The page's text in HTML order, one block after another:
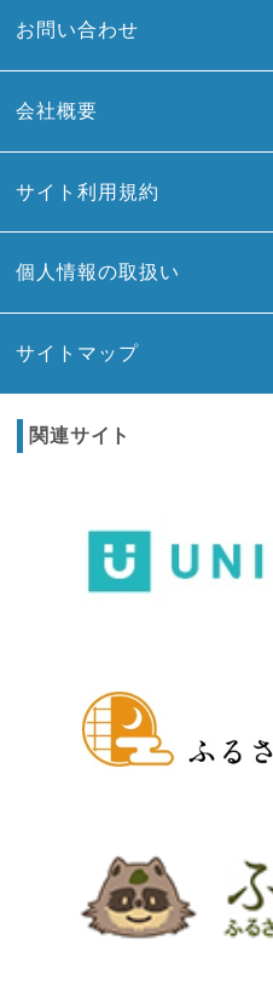
お問い合わせ
会社概要
サイト利用規約
個人情報の取扱い
サイトマップ
関連サイト